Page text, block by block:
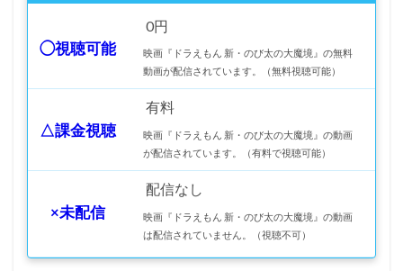
◯視聴可能
0円
映画『ドラえもん 新・のび太の大魔境』の無料
動画が配信されています。（無料視聴可能）
△課金視聴
有料
映画『ドラえもん 新・のび太の大魔境』の動画
が配信されています。（有料で視聴可能）
×未配信
配信なし
映画『ドラえもん 新・のび太の大魔境』の動画
は配信されていません。（視聴不可）